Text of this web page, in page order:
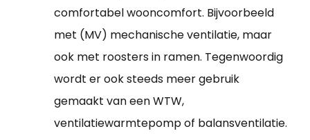
comfortabel wooncomfort. Bijvoorbeeld
met (MV) mechanische ventilatie, maar
ook met roosters in ramen. Tegenwoordig
wordt er ook steeds meer gebruik
gemaakt van een WTW,
ventilatiewarmtepomp of balansventilatie.